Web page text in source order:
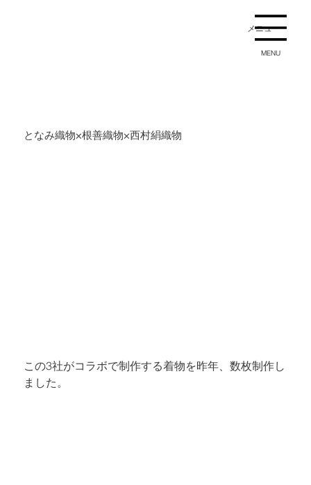
メニュー
MENU
となみ織物×根善織物×西村絹織物
この3社がコラボで制作する着物を昨年、数枚制作し
ました。